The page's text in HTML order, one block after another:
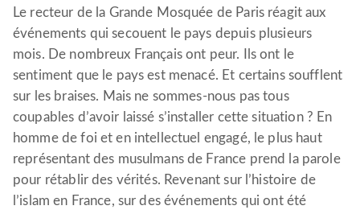
Le recteur de la Grande Mosquée de Paris réagit aux
événements qui secouent le pays depuis plusieurs
mois. De nombreux Français ont peur. Ils ont le
sentiment que le pays est menacé. Et certains soufflent
sur les braises. Mais ne sommes-nous pas tous
coupables d’avoir laissé s’installer cette situation ? En
homme de foi et en intellectuel engagé, le plus haut
représentant des musulmans de France prend la parole
pour rétablir des vérités. Revenant sur l’histoire de
l’islam en France, sur des événements qui ont été